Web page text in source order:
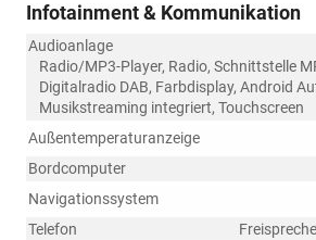
Infotainment & Kommunikation
Audioanlage
Radio/MP3-Player, Radio, Schnittstelle
Digitalradio DAB, Farbdisplay, Android
Musikstreaming integriert, Touchscreen
Außentemperaturanzeige
Bordcomputer
Navigationssystem
Telefon